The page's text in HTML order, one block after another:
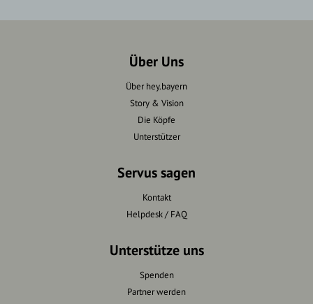
Über Uns
Über hey.bayern
Story & Vision
Die Köpfe
Unterstützer
Servus sagen
Kontakt
Helpdesk / FAQ
Unterstütze uns
Spenden
Partner werden